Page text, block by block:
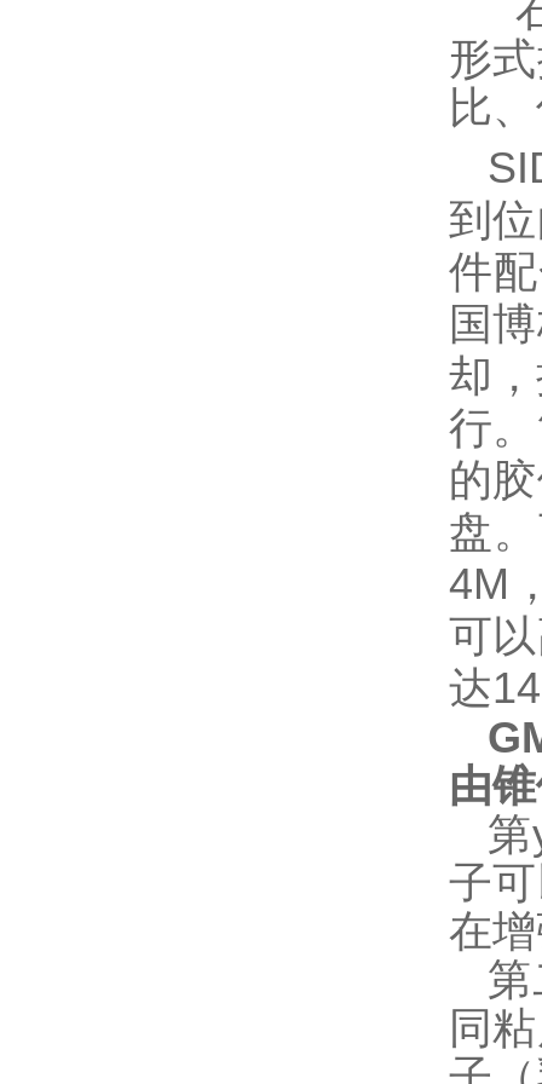
形
比
到
件
国
却
行
的
盘
4M
可
达
由
第
子
在
同